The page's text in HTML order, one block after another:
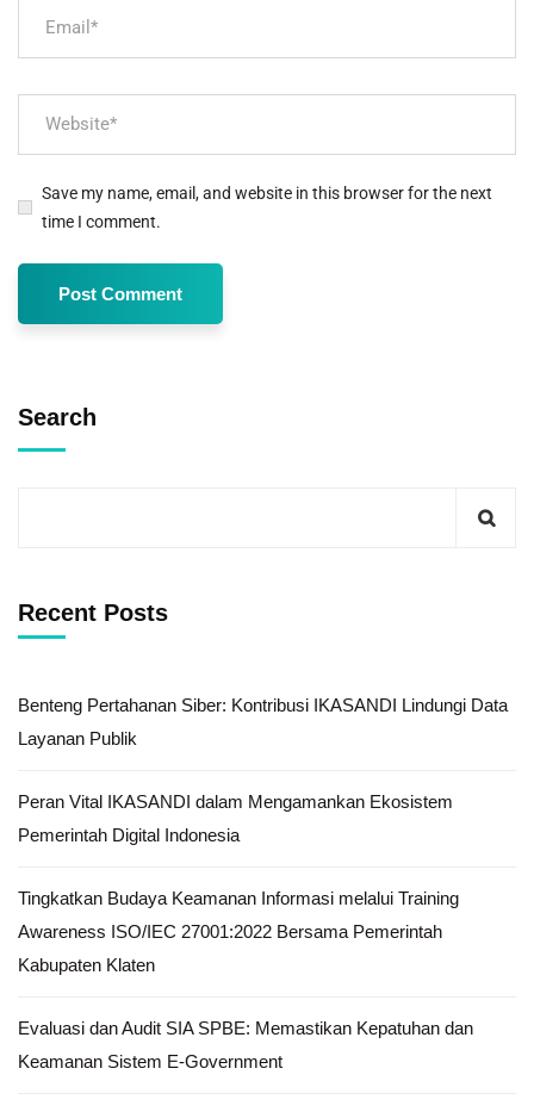
Save my name, email, and website in this browser for the next
time I comment.
Search
Recent Posts
Benteng Pertahanan Siber: Kontribusi IKASANDI Lindungi Data
Layanan Publik
Peran Vital IKASANDI dalam Mengamankan Ekosistem
Pemerintah Digital Indonesia
Tingkatkan Budaya Keamanan Informasi melalui Training
Awareness ISO/IEC 27001:2022 Bersama Pemerintah
Kabupaten Klaten
Evaluasi dan Audit SIA SPBE: Memastikan Kepatuhan dan
Keamanan Sistem E-Government